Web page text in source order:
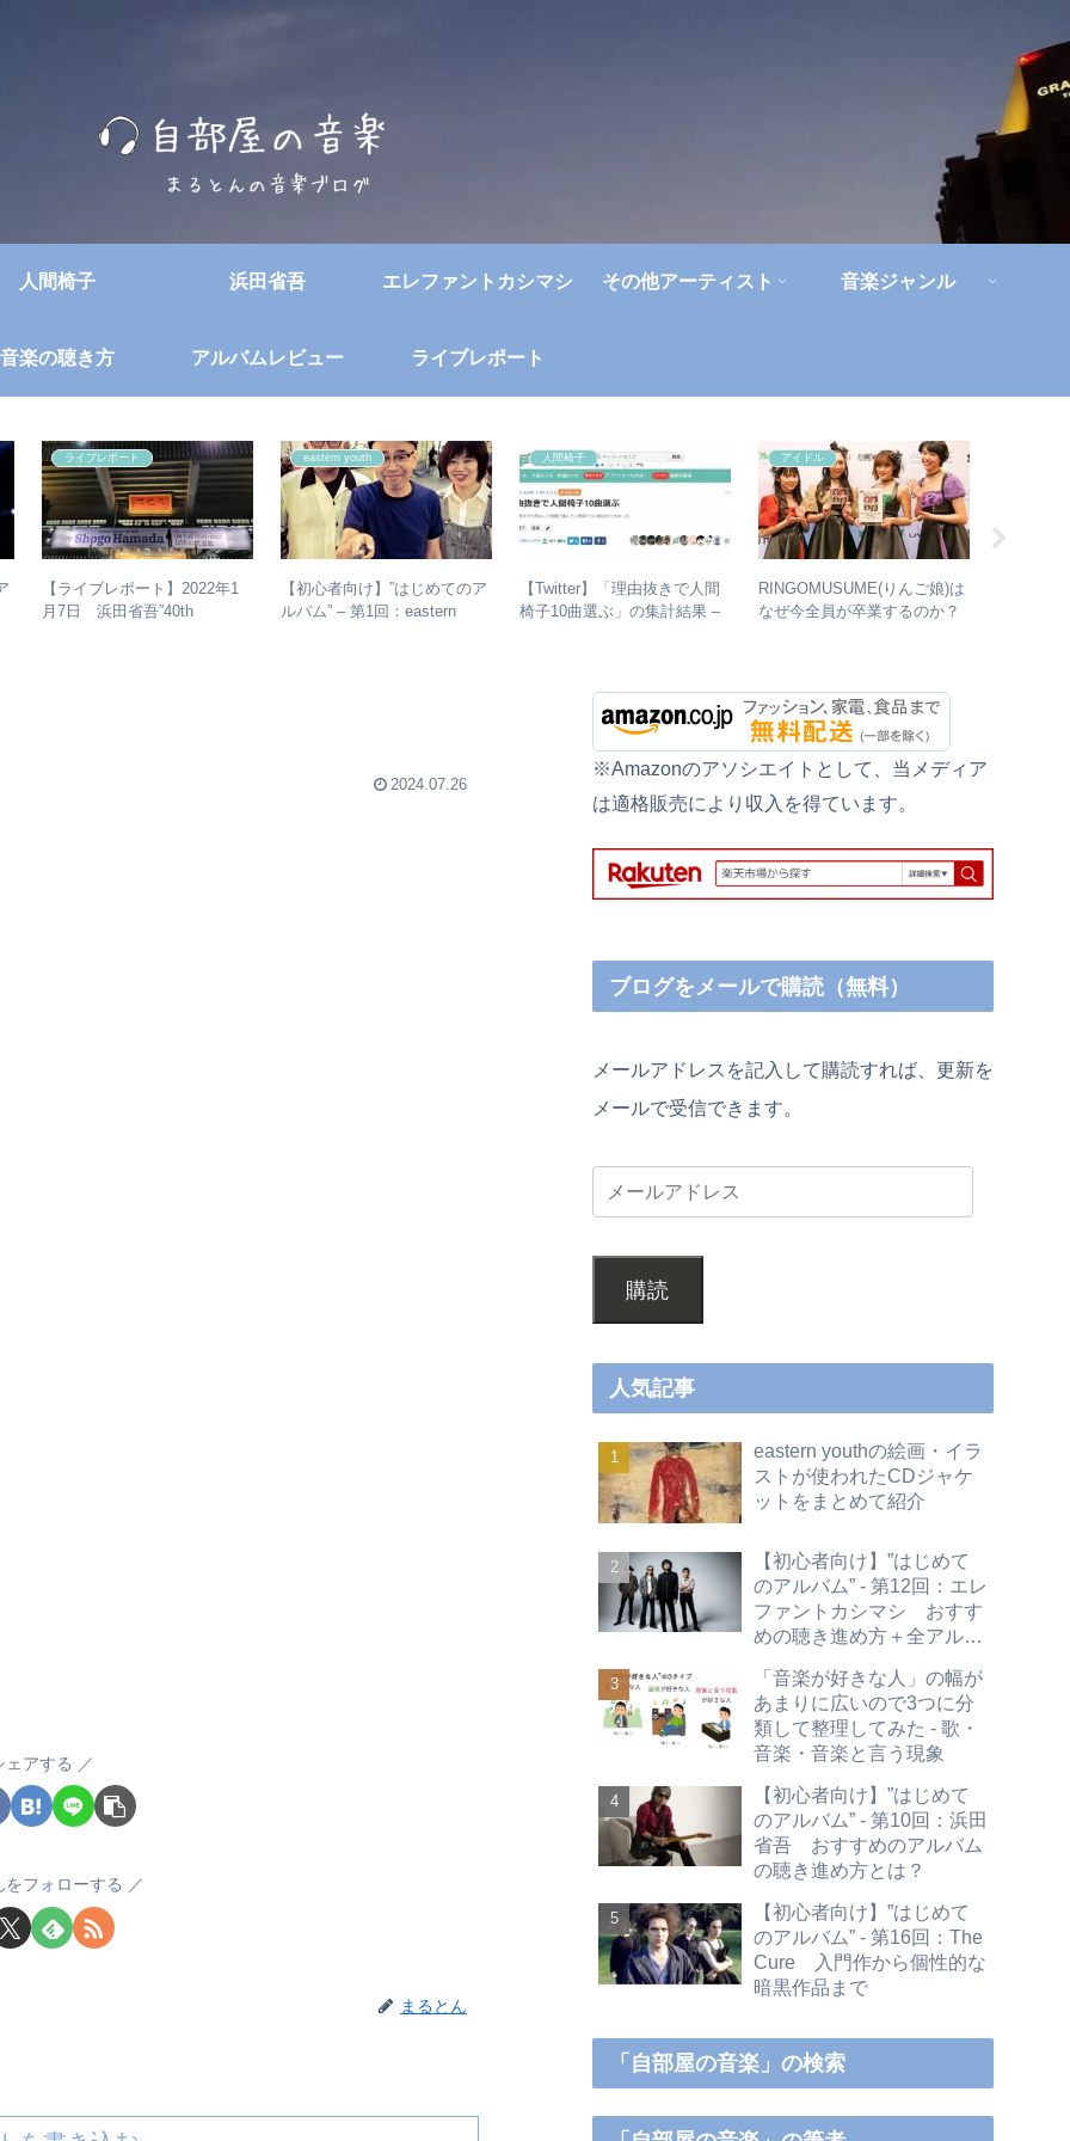
人間椅子 浜田省吾 エレファントカシマシ その他アーティスト 音楽ジャンル
音楽の聴き方 アルバムレビュー ライブレポート
ライブレポート
【ライブレポート】2022年1
月7日 浜田省吾”40th
eastern youth
【初心者向け】”はじめてのア
ルバム” – 第1回：eastern
人間椅子
【Twitter】「理由抜きで人間
椅子10曲選ぶ」の集計結果 –
アイドル
RINGOMUSUME(りんご娘)は
なぜ今全員が卒業するのか？
2024.07.26
ェアする
をフォローする
まるとん
※Amazonのアソシエイトとして、当メディア
は適格販売により収入を得ています。
ブログをメールで購読（無料）
メールアドレスを記入して購読すれば、更新を
メールで受信できます。
購読
人気記事
eastern youthの絵画・イラ
ストが使われたCDジャケ
ットをまとめて紹介
【初心者向け】”はじめて
のアルバム” - 第12回：エレ
ファントカシマシ おすす
めの聴き進め方＋全アルバ
「音楽が好きな人」の幅が
あまりに広いので3つに分
類して整理してみた - 歌・
音楽・音楽と言う現象
【初心者向け】”はじめて
のアルバム” - 第10回：浜田
省吾 おすすめのアルバム
の聴き進め方とは？
【初心者向け】”はじめて
のアルバム” - 第16回：The
Cure 入門作から個性的な
暗黒作品まで
「自部屋の音楽」の検索